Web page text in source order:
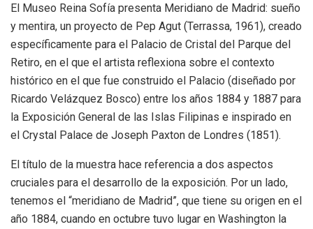
El Museo Reina Sofía presenta Meridiano de Madrid: sueño
y mentira, un proyecto de Pep Agut (Terrassa, 1961), creado
específicamente para el Palacio de Cristal del Parque del
Retiro, en el que el artista reflexiona sobre el contexto
histórico en el que fue construido el Palacio (diseñado por
Ricardo Velázquez Bosco) entre los años 1884 y 1887 para
la Exposición General de las Islas Filipinas e inspirado en
el Crystal Palace de Joseph Paxton de Londres (1851).
El título de la muestra hace referencia a dos aspectos
cruciales para el desarrollo de la exposición. Por un lado,
tenemos el “meridiano de Madrid”, que tiene su origen en el
año 1884, cuando en octubre tuvo lugar en Washington la